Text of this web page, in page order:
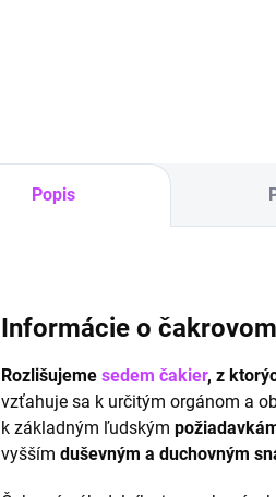
Popis
Informácie o
Rozlišujeme sedem čakier, z
vzťahuje sa k určitým orgánom a
k základným ľudským
vyšším duševným a duchovným